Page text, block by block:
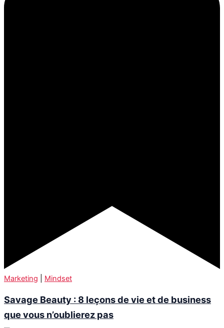
Marketing Mindset
Savage Beauty : 8 leçons de vie et de business
que vous n’oublierez pas